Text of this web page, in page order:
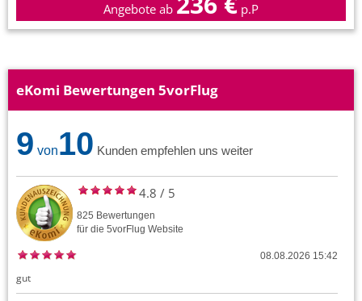
Angebote ab p.P
eKomi Bewertungen 5vorFlug
9 von10 Kunden empfehlen uns weiter
4.8 / 5
825 Bewertungen
für die 5vorFlug Website
08.08.2026 15:42
gut